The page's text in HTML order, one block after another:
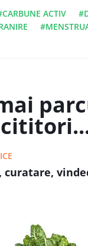
ACTIV
curatare,